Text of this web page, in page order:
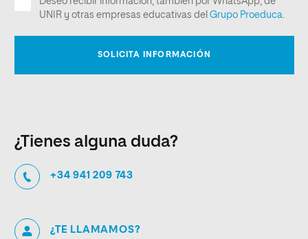
¿Tienes alguna duda?
+34 941 209 743
¿TE LLAMAMOS?